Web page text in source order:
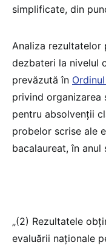
simplificate, din
Analiza rezultatelor
dezbateri la nivelul
prevăzută în
privind organizarea
pentru absolvenții
probelor scrise ale
bacalaureat, în
„(2) Rezultatele
evaluării naționale